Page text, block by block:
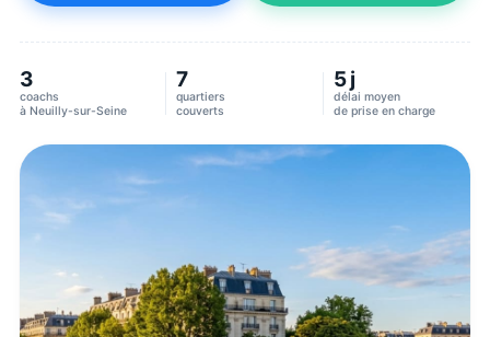
3
coachs
à Neuilly-sur-Seine
7
quartiers
couverts
5 j
délai moyen
de prise en charge